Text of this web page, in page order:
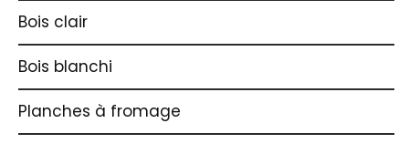
Bois clair
Bois blanchi
Planches à fromage